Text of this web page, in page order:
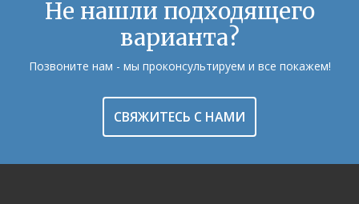
Не нашли подходящего
варианта?
Позвоните нам - мы проконсультируем и все покажем!
СВЯЖИТЕСЬ С НАМИ